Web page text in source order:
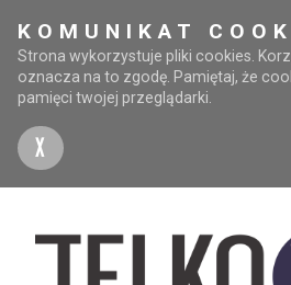
KOMUNIKAT
Strona wykorzystuje pliki cookies.
oznacza na to zgodę. Pamiętaj, że
pamięci twojej przeglądarki.
X